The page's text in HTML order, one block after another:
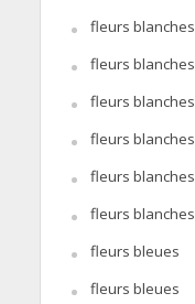
fleurs blanches
fleurs blanches
fleurs blanches
fleurs blanches
fleurs blanches
fleurs blanches
fleurs bleues
fleurs bleues